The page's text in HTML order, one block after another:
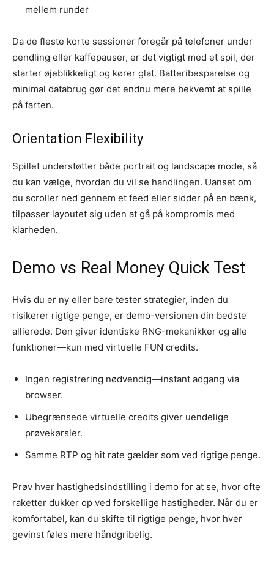
mellem runder
Da de fleste korte sessioner foregår på telefoner under
pendling eller kaffepauser, er det vigtigt med et spil, der
starter øjeblikkeligt og kører glat. Batteribesparelse og
minimal databrug gør det endnu mere bekvemt at spille
på farten.
Orientation Flexibility
Spillet understøtter både portrait og landscape mode, så
du kan vælge, hvordan du vil se handlingen. Uanset om
du scroller ned gennem et feed eller sidder på en bænk,
tilpasser layoutet sig uden at gå på kompromis med
klarheden.
Demo vs Real Money Quick Test
Hvis du er ny eller bare tester strategier, inden du
risikerer rigtige penge, er demo-versionen din bedste
allierede. Den giver identiske RNG-mekanikker og alle
funktioner—kun med virtuelle FUN credits.
Ingen registrering nødvendig—instant adgang via
browser.
Ubegrænsede virtuelle credits giver uendelige
prøvekørsler.
Samme RTP og hit rate gælder som ved rigtige penge.
Prøv hver hastighedsindstilling i demo for at se, hvor ofte
raketter dukker op ved forskellige hastigheder. Når du er
komfortabel, kan du skifte til rigtige penge, hvor hver
gevinst føles mere håndgribelig.